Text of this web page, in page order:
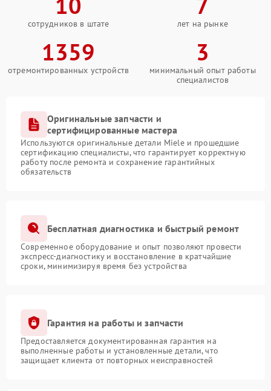
сотрудников в штате лет на рынке
1359
отремонтированных устройств
3
минимальный опыт работы
специалистов
Оригинальные запчасти и
сертифицированные мастера
Используются оригинальные детали Miele и прошедшие
сертификацию специалисты, что гарантирует корректную
работу после ремонта и сохранение гарантийных
обязательств
Бесплатная диагностика и быстрый ремонт
Современное оборудование и опыт позволяют провести
экспресс-диагностику и восстановление в кратчайшие
сроки, минимизируя время без устройства
Гарантия на работы и запчасти
Предоставляется документированная гарантия на
выполненные работы и установленные детали, что
защищает клиента от повторных неисправностей